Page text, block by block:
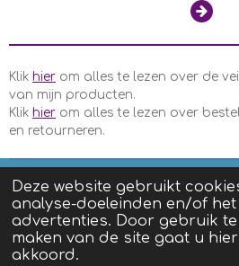
Deze website gebruikt
analyse-doeleinden en/of
advertenties. Door gebruik
maken van de site gaat u
akkoord.
Klik hier om alles te lezen over de
van mijn producten.
Klik hier om alles te lezen over
en retourneren.
F
a
c
I
n
s
Algemene voorwaarden | Privacy